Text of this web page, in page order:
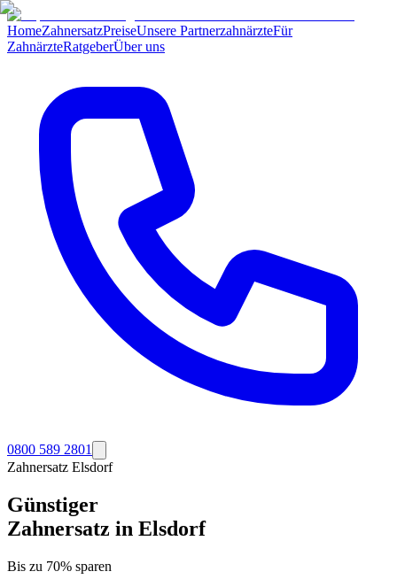
HomeZahnersatzPreiseUnsere PartnerzahnärzteFür
ZahnärzteRatgeberÜber uns
0800 589 2801
Zahnersatz Elsdorf
Günstiger
Zahnersatz in Elsdorf
Bis zu 70% sparen